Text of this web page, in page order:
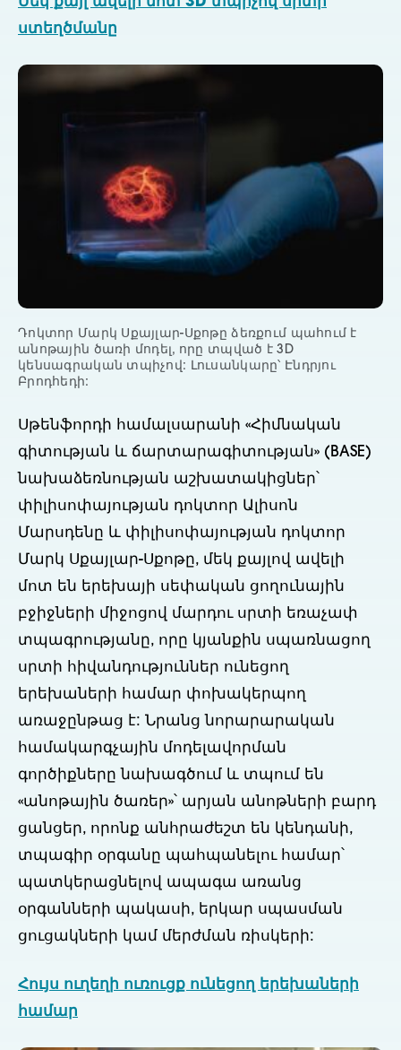
ստեղծմանը
Դոկտոր Մարկ Սքայլար-Սքոթը ձեռքում պահում է
անոթային ծառի մոդել, որը տպված է 3D
կենսագրական տպիչով: Լուսանկարը՝ Էնդրյու
Բրոդհեդի:
Սթենֆորդի համալսարանի «Հիմնական
գիտության և ճարտարագիտության» (BASE)
նախաձեռնության աշխատակիցներ՝
փիլիսոփայության դոկտոր Ալիսոն
Մարսդենը և փիլիսոփայության դոկտոր
Մարկ Սքայլար-Սքոթը, մեկ քայլով ավելի
մոտ են երեխայի սեփական ցողունային
բջիջների միջոցով մարդու սրտի եռաչափ
տպագրությանը, որը կյանքին սպառնացող
սրտի հիվանդություններ ունեցող
երեխաների համար փոխակերպող
առաջընթաց է: Նրանց նորարարական
համակարգչային մոդելավորման
գործիքները նախագծում և տպում են
«անոթային ծառեր»՝ արյան անոթների բարդ
ցանցեր, որոնք անհրաժեշտ են կենդանի,
տպագիր օրգանը պահպանելու համար՝
պատկերացնելով ապագա առանց
օրգանների պակասի, երկար սպասման
ցուցակների կամ մերժման ռիսկերի:
Հույս ուղեղի ուռուցք ունեցող երեխաների
համար